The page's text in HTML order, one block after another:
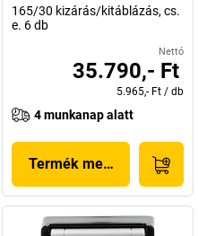
165/30 kizárás/kitáblázás, cs.
e. 6 db
Nettó
35.790,- Ft
5.965,- Ft / db
4 munkanap alatt
Termék megjelenítése